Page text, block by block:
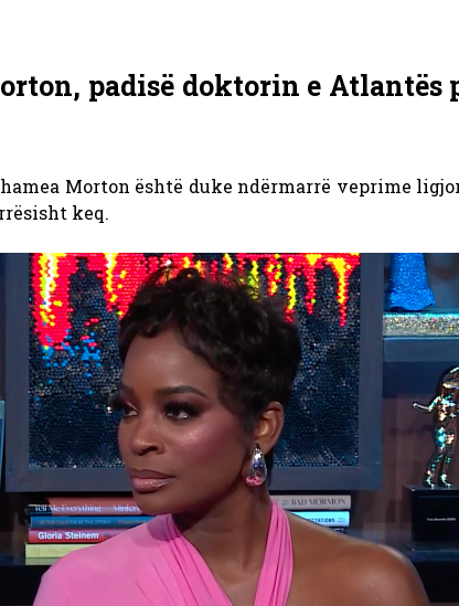
padisë doktorin e
Morton është duke ndërmarrë veprime
keq.